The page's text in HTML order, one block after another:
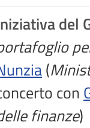
del
(
con
finanze)